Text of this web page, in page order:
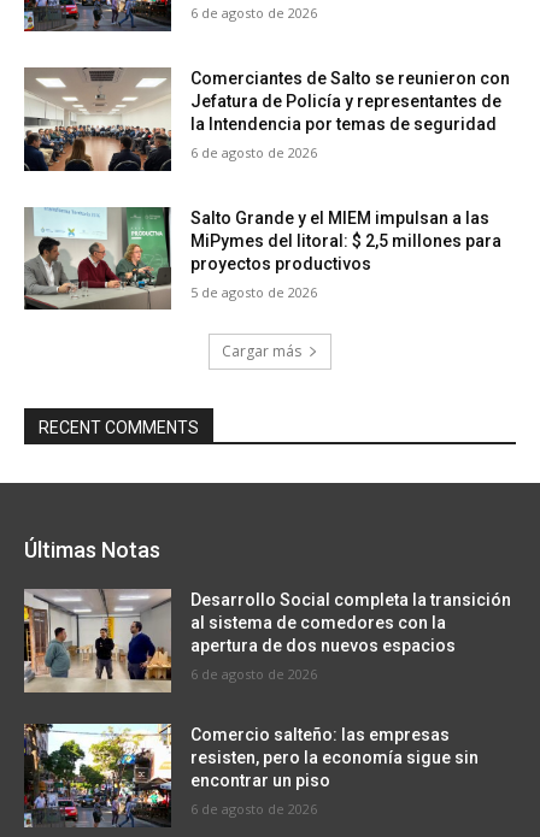
6 de agosto de 2026
Comerciantes de Salto se reunieron con
Jefatura de Policía y representantes de
la Intendencia por temas de seguridad
6 de agosto de 2026
Salto Grande y el MIEM impulsan a las
MiPymes del litoral: $ 2,5 millones para
proyectos productivos
5 de agosto de 2026
Cargar más
RECENT COMMENTS
Últimas Notas
Desarrollo Social completa la transición
al sistema de comedores con la
apertura de dos nuevos espacios
6 de agosto de 2026
Comercio salteño: las empresas
resisten, pero la economía sigue sin
encontrar un piso
6 de agosto de 2026